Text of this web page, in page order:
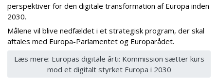
perspektiver for den digitale transformation af Europa inden
2030.
Målene vil blive nedfældet i et strategisk program, der skal
aftales med Europa-Parlamentet og Europarådet.
Læs mere: Europas digitale årti: Kommission sætter kurs
mod et digitalt styrket Europa i 2030